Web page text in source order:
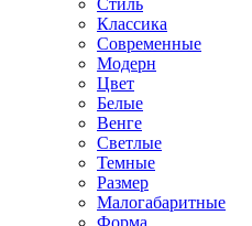
Стиль
Классика
Современные
Модерн
Цвет
Белые
Венге
Светлые
Темные
Размер
Малогабаритные
Форма